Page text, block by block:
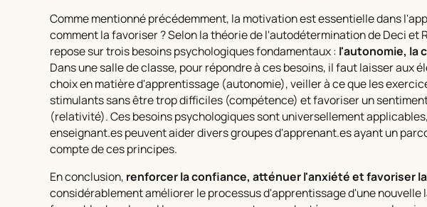
Comme mentionné précédemment, la motivation est essentielle dans
comment la favoriser ? Selon la théorie de l'autodétermination de Deci et
repose sur trois besoins psychologiques fondamentaux : l'autonomie, la
Dans une salle de classe, pour répondre à ces besoins, il faut laisser aux
choix en matière d'apprentissage (autonomie), veiller à ce que les
stimulants sans être trop difficiles (compétence) et favoriser un
(relativité). Ces besoins psychologiques sont universellement
enseignant.es peuvent aider divers groupes d'apprenant.es ayant un
compte de ces principes.
En conclusion, renforcer la confiance, atténuer l'anxiété et favoriser
considérablement améliorer le processus d'apprentissage d'une nouvelle